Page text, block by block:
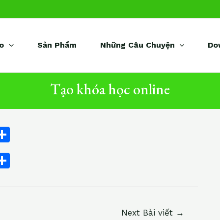
Sản Phẩm Những Câu Chuyện
Tạo khóa học online
e
ar
Next Bài viết →